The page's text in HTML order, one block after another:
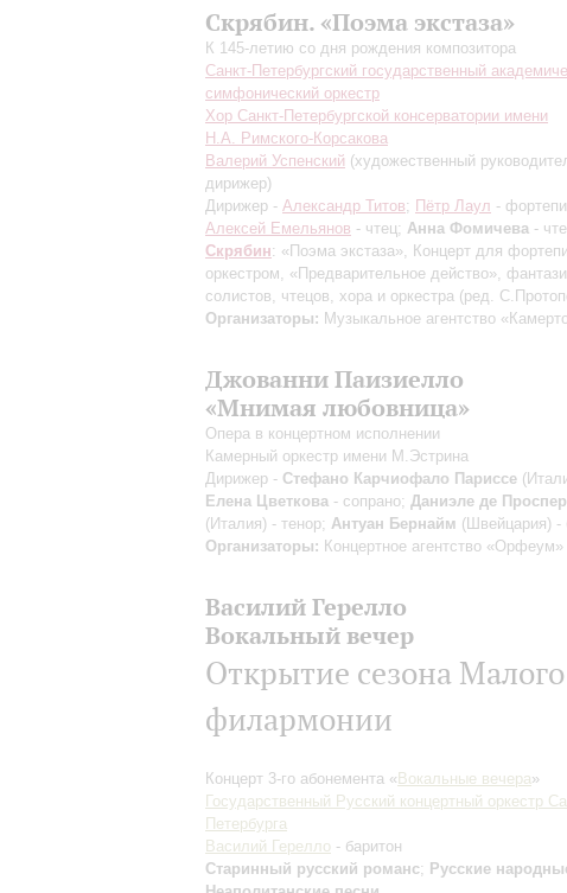
Скрябин. «Поэма экстаза»
К 145-летию со дня рождения композитора
Санкт-Петербургский государственный
симфонический оркестр
Хор Санкт-Петербургской консерватории имени
Н.А. Римского-Корсакова
Валерий Успенский (художественный
дирижер)
Дирижер - Александр Титов; Пётр Лаул -
Алексей Емельянов - чтец; Анна Фомичева -
Скрябин: «Поэма экстаза», Концерт для
оркестром, «Предварительное действо»,
солистов, чтецов, хора и оркестра (ред.
Организаторы: Музыкальное агентство
Джованни Паизиелло
«Мнимая любовница»
Опера в концертном исполнении
Камерный оркестр имени М.Эстрина
Дирижер - Стефано Карчиофало Париссе
Елена Цветкова - сопрано; Даниэле де
(Италия) - тенор; Антуан Бернайм (Швейцария) -
Организаторы: Концертное агентство «Орфеум»
Василий Герелло
Вокальный вечер
Открытие сезона Малого
филармонии
Концерт 3-го абонемента « Вокальные вечера»
Государственный Русский концертный оркестр
Петербурга
Василий Герелло - баритон
Старинный русский романс; Русские